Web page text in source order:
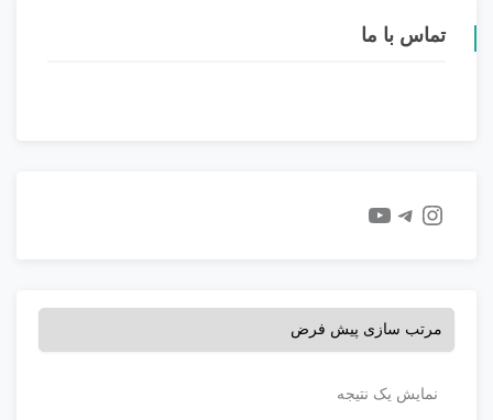
تماس با ما
Instagram
Telegram
YouTube
نمایش یک نتیجه